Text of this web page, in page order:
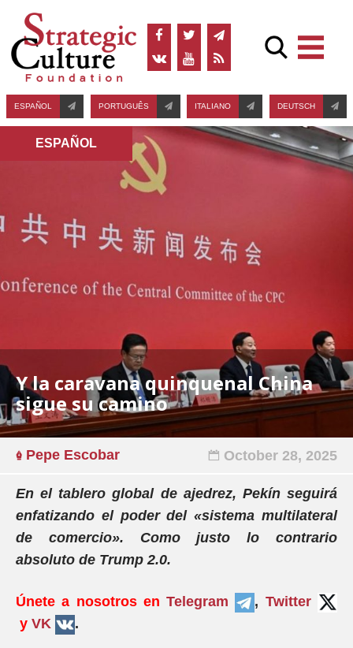
ESPAÑOL PORTUGUÊS ITALIANO DEUTSCH
ESPAÑOL
Y la caravana quinquenal China
sigue su camino
Pepe Escobar October 28, 2025
En el tablero global de ajedrez, Pekín seguirá
enfatizando el poder del «sistema multilateral
de comercio». Como justo lo contrario
absoluto de Trump 2.0.
Únete a nosotros enTelegram , Twitter
y VK .